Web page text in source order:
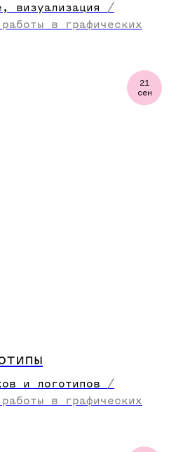
визуализация /
в графических
21
сен
и логотипов /
в графических